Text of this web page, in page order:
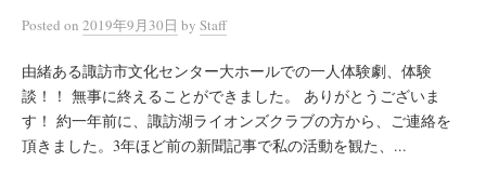
Posted on 2019年9月30日 by Staff
由緒ある諏訪市文化センター大ホールでの一人体験劇、体験
談！！ 無事に終えることができました。 ありがとうございま
す！ 約一年前に、諏訪湖ライオンズクラブの方から、ご連絡を
頂きました。3年ほど前の新聞記事で私の活動を観た、...